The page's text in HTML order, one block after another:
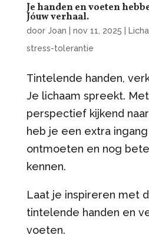
Je handen en voeten
Jóuw verhaal.
door Joan nov 11, 2025
stress-tolerantie
Tintelende handen,
Je lichaam spreekt.
perspectief kijkend
heb je een extra
ontmoeten en nog
kennen.
Laat je inspireren met
tintelende handen en
voeten.